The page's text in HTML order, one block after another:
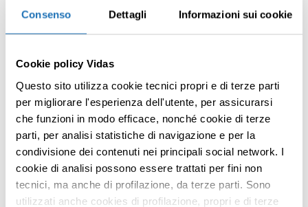
Consenso Dettagli Informazioni sui cookie
Cookie policy Vidas
Questo sito utilizza cookie tecnici propri e di terze parti
per migliorare l'esperienza dell'utente, per assicurarsi
che funzioni in modo efficace, nonché cookie di terze
parti, per analisi statistiche di navigazione e per la
condivisione dei contenuti nei principali social network. I
cookie di analisi possono essere trattati per fini non
tecnici, ma anche di profilazione, da terze parti. Sono
utilizzati anche cookies di profilazione, propri e di terze
rinascono, in un ritmo che non ha bisogno di
è un’epifania.
Una prospettiva rivoluzionaria sul pianeta e
sull’umanità che lo abita in una nuova
relazione che ci fa essere coabitanti e non
occupanti.
Premi INVIO per cercare o ESC per uscire